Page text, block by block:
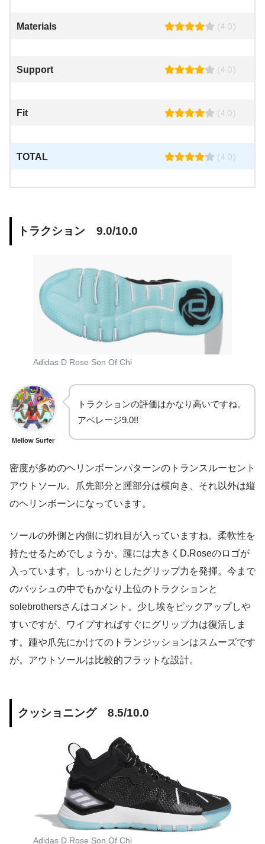
Materials (4.0)
Support (4.0)
Fit (4.0)
TOTAL (4.0)
トラクション 9.0/10.0
Adidas D Rose Son Of Chi
Mellow Surfer
トラクションの評価はかなり高いですね。
アベレージ9.0!!
密度が多めのヘリンボーンパターンのトランスルーセント
アウトソール。爪先部分と踵部分は横向き、それ以外は縦
のヘリンボーンになっています。
ソールの外側と内側に切れ目が入っていますね。柔軟性を
持たせるためでしょうか。踵には大きくD.Roseのロゴが
入っています。しっかりとしたグリップ力を発揮。今まで
のバッシュの中でもかなり上位のトラクションと
solebrothersさんはコメント。少し埃をピックアップしや
すいですが、ワイプすればすぐにグリップ力は復活しま
す。踵や爪先にかけてのトランジッションはスムーズです
が。アウトソールは比較的フラットな設計。
クッショニング 8.5/10.0
Adidas D Rose Son Of Chi